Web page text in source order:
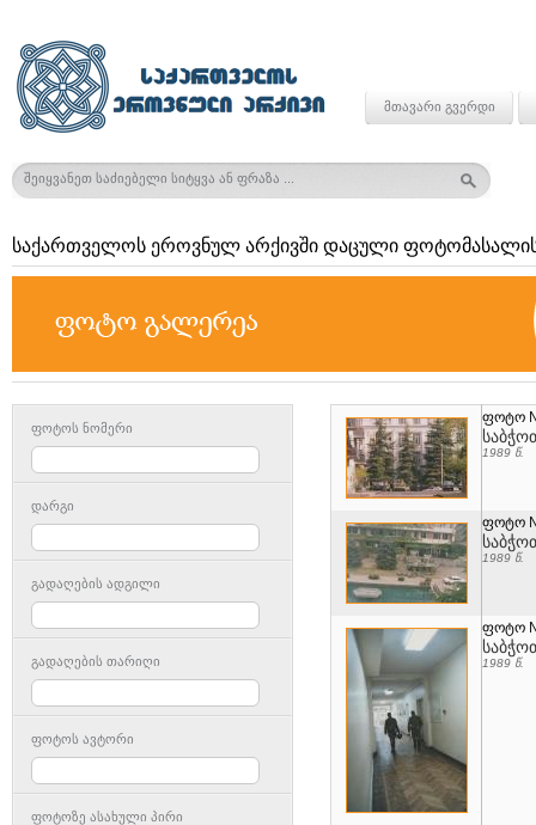
მთავარი გვერდი
საქართველოს ეროვნულ არქივში დაცული
ფოტოს ნომერი
დარგი
გადაღების ადგილი
გადაღების თარიღი
ფოტოს ავტორი
ფოტოზე ასახული პირი
ფოტო
1989 წ.
ფოტო
1989 წ.
ფოტო
1989 წ.